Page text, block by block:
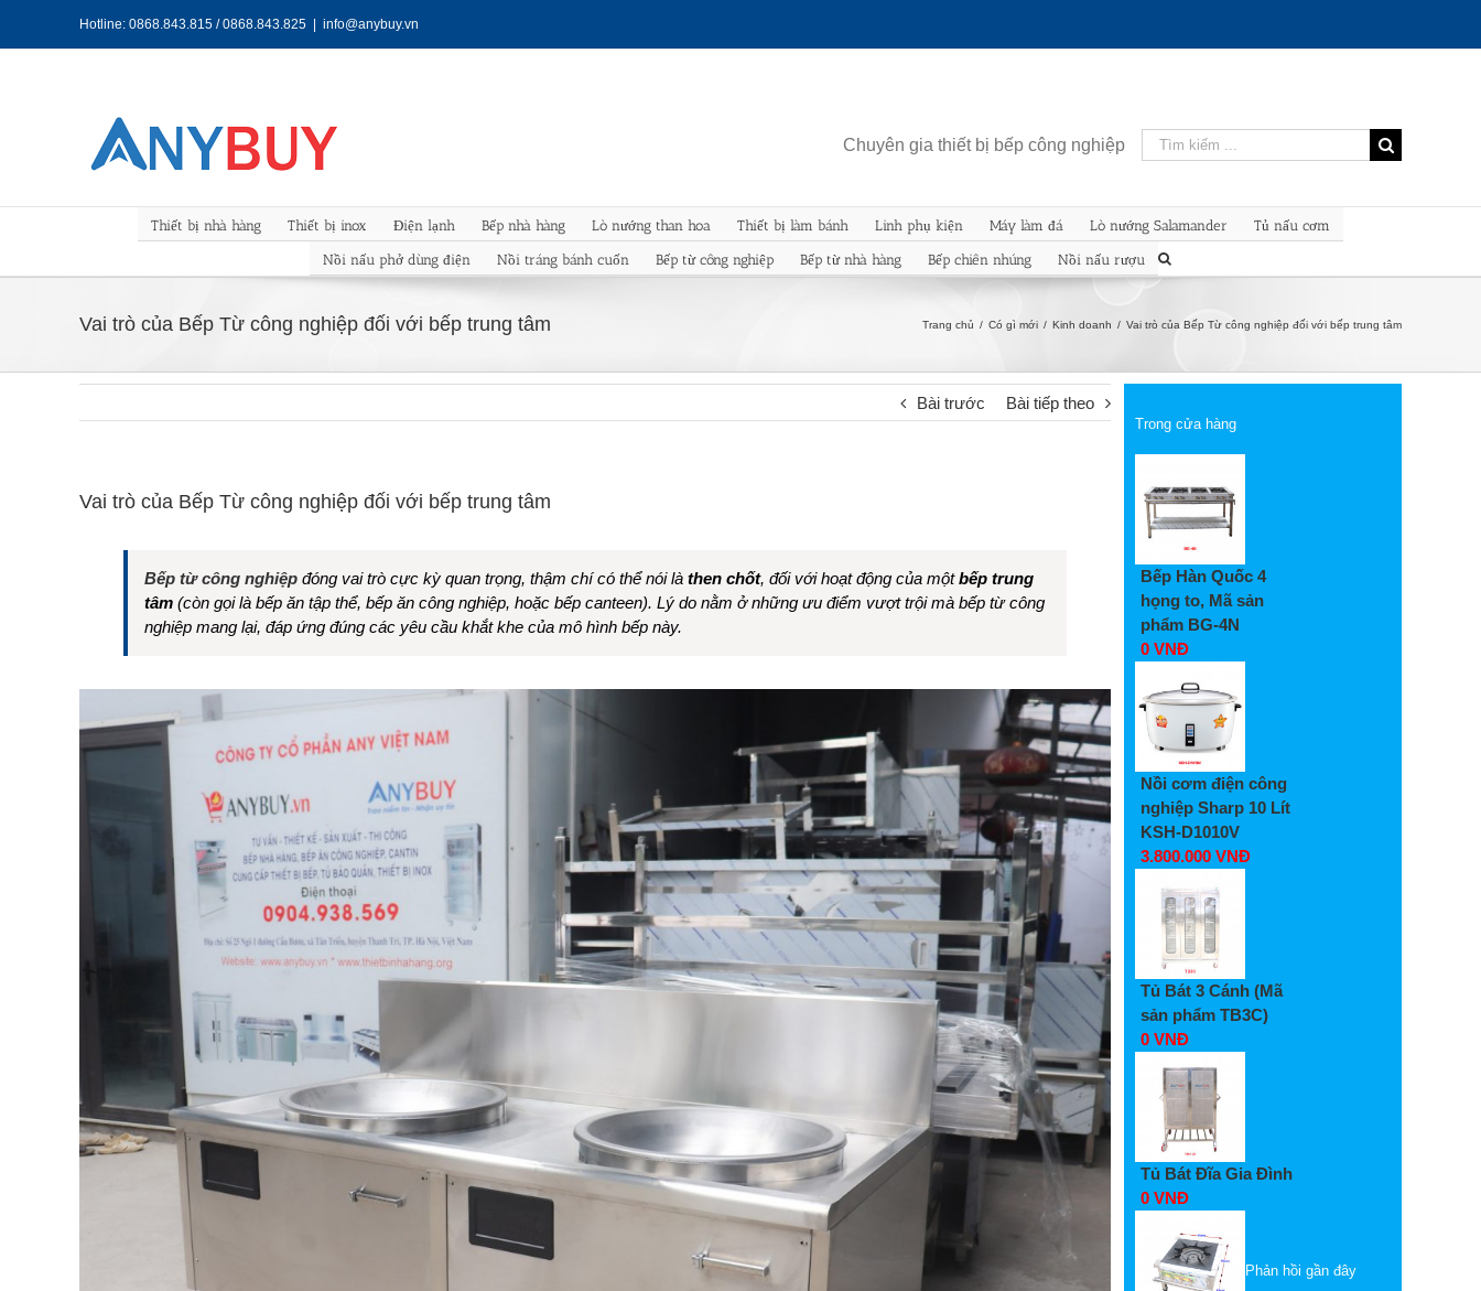
Hotline: 0868.843.815 / 0868.843.825 info@anybuy.vn
Kết
quả
kiếm
cho:
Chuyên gia thiết bị bếp công nghiệp
Thiết bị nhà hàng Thiết bị inox Điện lạnh Bếp nhà hàng Lò nướng than hoa Thiết bị làm bánh Linh phụ kiện Máy làm đá Lò nướng Salamander Tủ nấu cơm
Nồi nấu phở dùng điện Nồi tráng bánh cuốn Bếp từ công nghiệp Bếp từ nhà hàng Bếp chiên nhúng Nồi nấu rượu
Vai trò của Bếp Từ công nghiệp đối với bếp trung tâm Trang chủ / Có gì mới / Kinh doanh / Vai trò của Bếp Từ công nghiệp đối với bếp trung tâm
Bài trước Bài tiếp theo
Vai trò của Bếp Từ công nghiệp đối với bếp trung tâm
Bếp từ công nghiệp đóng vai trò cực kỳ quan trọng, thậm chí có thể nói là then chốt, đối với hoạt động của mộtbếp trung
tâm (còn gọi là bếp ăn tập thể, bếp ăn công nghiệp, hoặc bếp canteen). Lý do nằm ở những ưu điểm vượt trội mà bếp từ công
nghiệp mang lại, đáp ứng đúng các yêu cầu khắt khe của mô hình bếp này.
Trong cửa hàng
Bếp Hàn Quốc 4
họng to, Mã sản
phẩm BG-4N
0 VNĐ
Nồi cơm điện công
nghiệp Sharp 10 Lít
KSH-D1010V
3.800.000 VNĐ
Tủ Bát 3 Cánh (Mã
sản phẩm TB3C)
0 VNĐ
Tủ Bát Đĩa Gia Đình
0 VNĐ
Phản hồi gần đây